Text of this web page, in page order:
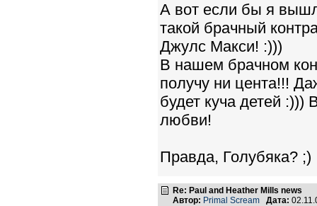
А вот если бы я
такой брачный
Джулс Макси! :)))
В нашем брачном
получу ни цента!!!
будет куча детей :)))
любви!
Правда, Голубяка? ;)
Re: Paul and Heather Mills news
Автор: Primal Scream Дата: